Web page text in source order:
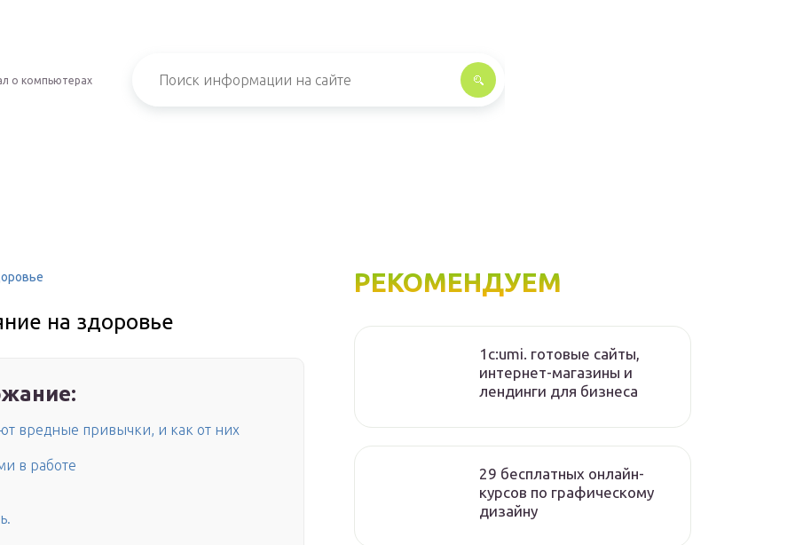
о компьютерах
на здоровье
вредные привычки, и как от них
в работе
РЕКОМЕНДУЕМ
1с:umi. готовые сайты,
интернет-магазины и
лендинги для бизнеса
29 бесплатных онлайн-
курсов по графическому
дизайну